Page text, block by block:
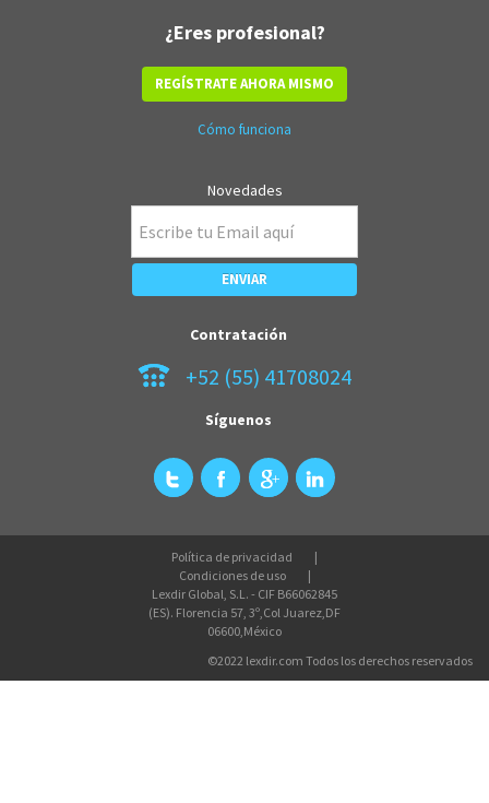
¿Eres profesional?
REGÍSTRATE AHORA MISMO
Cómo funciona
Novedades
Contratación
+52 (55) 41708024
Síguenos
Política de privacidad
Condiciones de uso
Lexdir Global, S.L. - CIF B66062845
(ES). Florencia 57, 3º,Col Juarez,DF
06600,México
©2022 lexdir.com Todos los derechos reservados